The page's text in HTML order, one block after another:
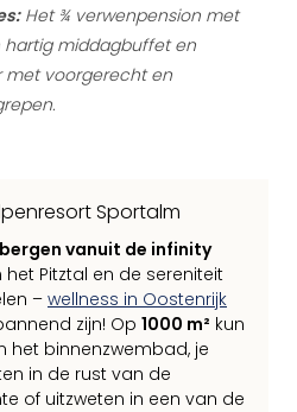
Het ¾ verwenpension met
hartig middagbuffet en
met voorgerecht en
Sportalm
vanuit de infinity
Pitztal en de sereniteit
– wellness in Oostenrijk
zijn! Op 1000 m² kun
het binnenzwembad, je
in de rust van de
of uitzweten in een van de